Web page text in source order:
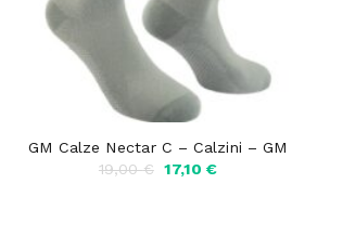
GM Calze Nectar C – Calzini – GM
19,00€ Il
17,10€Il